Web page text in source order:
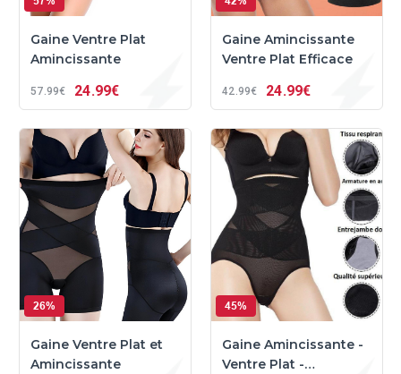
Gaine Ventre Plat
Amincissante
57 99€ 24 99€
Gaine Amincissante
Ventre Plat Efficace
42 99€ 24 99€
26%
Gaine Ventre Plat et
Amincissante
45%
Gaine Amincissante -
Ventre Plat -